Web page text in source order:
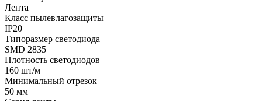
Лента
Класс пылевлагозащиты
IP20
Типоразмер светодиода
SMD 2835
Плотность светодиодов
160 шт/м
Минимальный отрезок
50 мм